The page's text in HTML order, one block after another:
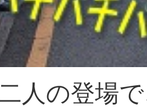
人の登場